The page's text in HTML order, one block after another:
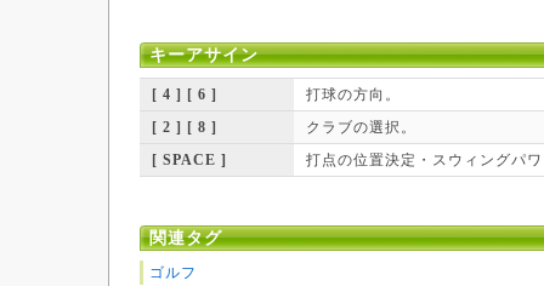
キーアサイン
[ 4 ] [ 6 ]
打球の方向。
[ 2 ] [ 8 ]
クラブの選択。
[ SPACE ]
打点の位置決定・スウィングパ
関連タグ
ゴルフ